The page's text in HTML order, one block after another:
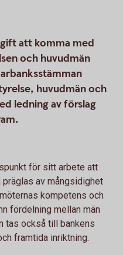
att komma med
och huvudmän
huvudmän och
ledning av förslag
för sitt arbete att
av mångsidighet
kompetens och
fördelning mellan män
tas också till bankens
framtida inriktning.